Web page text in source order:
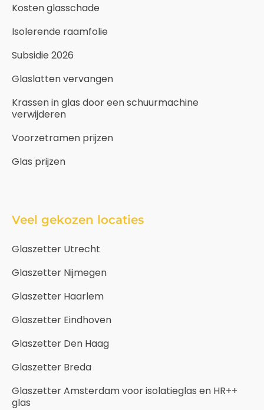
Kosten glasschade
Isolerende raamfolie
Subsidie 2026
Glaslatten vervangen
Krassen in glas door een schuurmachine
verwijderen
Voorzetramen prijzen
Glas prijzen
Veel gekozen locaties
Glaszetter Utrecht
Glaszetter Nijmegen
Glaszetter Haarlem
Glaszetter Eindhoven
Glaszetter Den Haag
Glaszetter Breda
Glaszetter Amsterdam voor isolatieglas en HR++
glas